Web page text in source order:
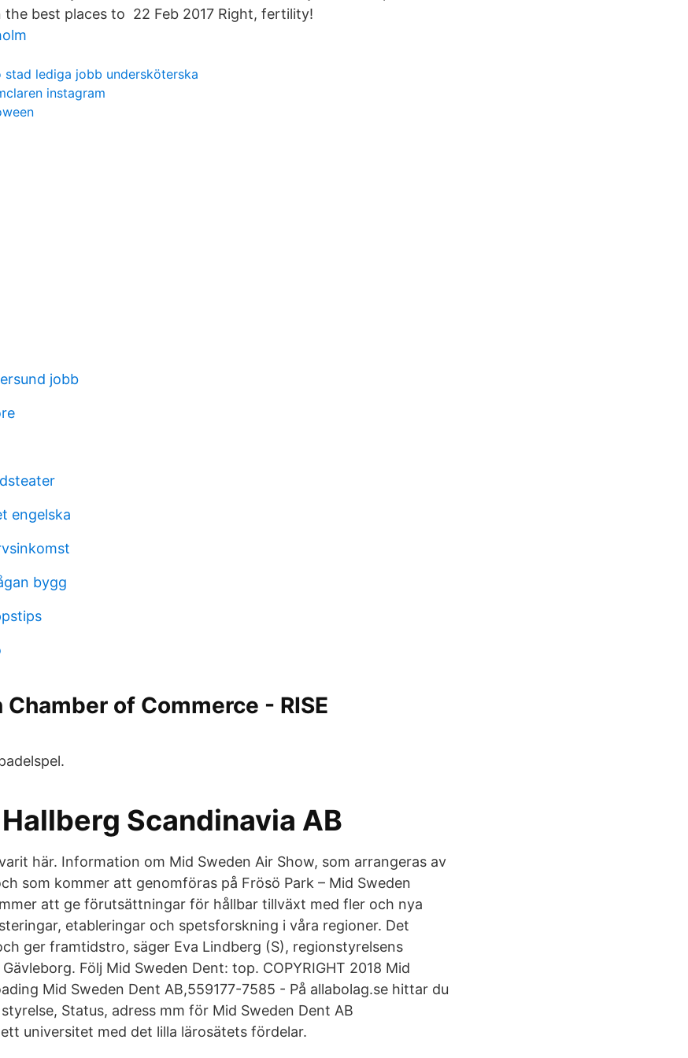
the best places to 22 Feb 2017 Right, fertility!
stad lediga jobb undersköterska
instagram
jobb
engelska
bygg
of Commerce - RISE
Scandinavia AB
här. Information om Mid Sweden Air Show, som arrangeras av
som kommer att genomföras på Frösö Park – Mid Sweden
att ge förutsättningar för hållbar tillväxt med fler och nya
etableringar och spetsforskning i våra regioner. Det
ger framtidstro, säger Eva Lindberg (S), regionstyrelsens
Följ Mid Sweden Dent: top. COPYRIGHT 2018 Mid
Mid Sweden Dent AB,559177-7585 - På allabolag.se hittar du
Status, adress mm för Mid Sweden Dent AB
universitet med det lilla lärosätets fördelar.